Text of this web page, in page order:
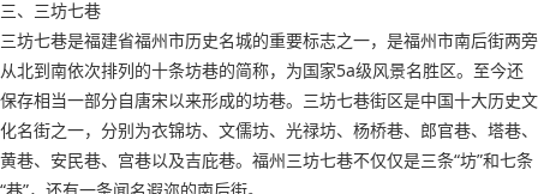
三、三坊七巷
三坊七巷是福建省福州市历史名城的重要标志之一，是福州市南后街两旁
从北到南依次排列的十条坊巷的简称，为国家5a级风景名胜区。至今还
保存相当一部分自唐宋以来形成的坊巷。三坊七巷街区是中国十大历史文
化名街之一，分别为衣锦坊、文儒坊、光禄坊、杨桥巷、郎官巷、塔巷、
黄巷、安民巷、宫巷以及吉庇巷。福州三坊七巷不仅仅是三条“坊”和七条